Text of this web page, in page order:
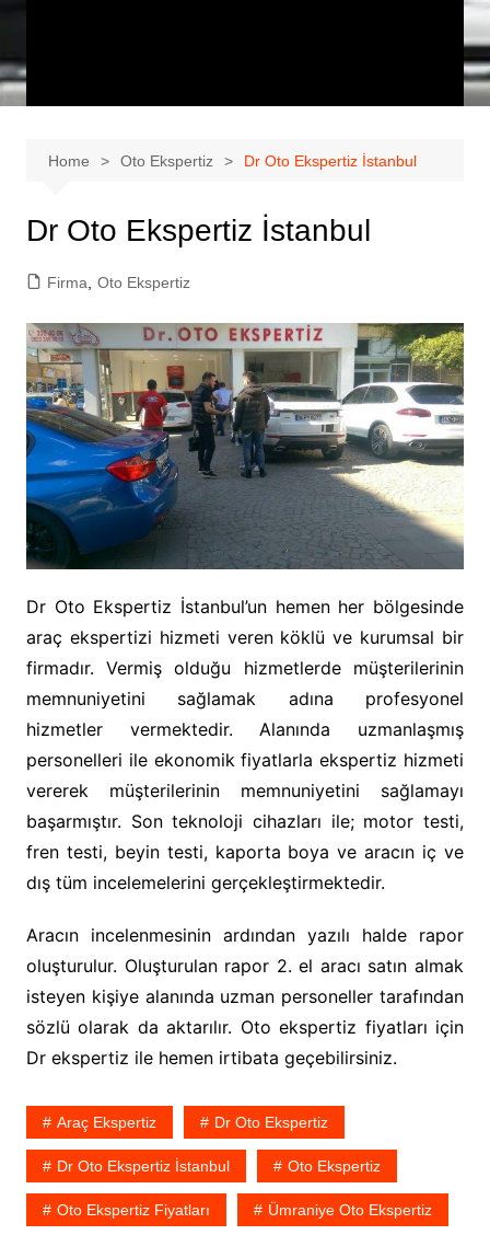
Home Oto Ekspertiz Dr Oto Ekspertiz İstanbul
Dr Oto Ekspertiz İstanbul
Firma Oto Ekspertiz
Dr Oto Ekspertiz İstanbul’un hemen her bölgesinde
araç ekspertizi hizmeti veren köklü ve kurumsal bir
firmadır. Vermiş olduğu hizmetlerde müşterilerinin
memnuniyetini sağlamak adına profesyonel
hizmetler vermektedir. Alanında uzmanlaşmış
personelleri ile ekonomik fiyatlarla ekspertiz hizmeti
vererek müşterilerinin memnuniyetini sağlamayı
başarmıştır. Son teknoloji cihazları ile; motor testi,
fren testi, beyin testi, kaporta boya ve aracın iç ve
dış tüm incelemelerini gerçekleştirmektedir.
Aracın incelenmesinin ardından yazılı halde rapor
oluşturulur. Oluşturulan rapor 2. el aracı satın almak
isteyen kişiye alanında uzman personeller tarafından
sözlü olarak da aktarılır. Oto ekspertiz fiyatları için
Dr ekspertiz ile hemen irtibata geçebilirsiniz.
Araç Ekspertiz Dr Oto Ekspertiz
Dr Oto Ekspertiz İstanbul Oto Ekspertiz
Oto Ekspertiz Fiyatları Ümraniye Oto Ekspertiz